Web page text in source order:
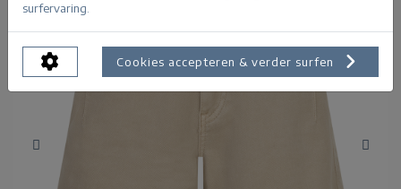
surfervaring.
Cookies accepteren & verder surfen